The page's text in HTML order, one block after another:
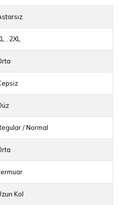
2XL
/ Normal
Kol